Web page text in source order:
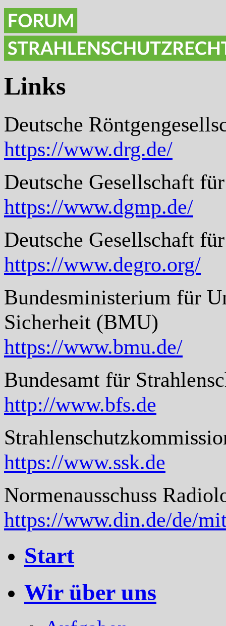
Links
Deutsche
https://www.drg.de/
Deutsche Gesellschaft
https://www.dgmp.de/
Deutsche Gesellschaft
https://www.degro.org/
Bundesministerium für
Sicherheit (BMU)
https://www.bmu.de/
Bundesamt für
http://www.bfs.de
https://www.ssk.de
Normenausschuss
https://www.din.de/de/
Start
Wir über uns